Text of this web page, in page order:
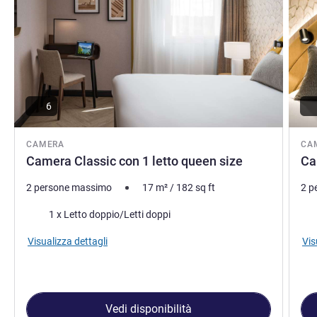
CAMERA
Camera Classic con 1 letto queen size
6
2 persone massimo 17 m²/ 182sq ft
Biancheria da letto
1 x Letto doppio/Letti doppi
Visualizza dettagli
Vedi disponibilità
2